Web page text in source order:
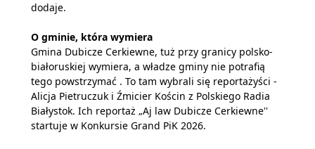
dodaje.
O gminie, która wymiera
Gmina Dubicze Cerkiewne, tuż przy granicy polsko-
białoruskiej wymiera, a władze gminy nie potrafią
tego powstrzymać . To tam wybrali się reportażyści -
Alicja Pietruczuk i Źmicier Kościn z Polskiego Radia
Białystok. Ich reportaż „Aj law Dubicze Cerkiewne''
startuje w Konkursie Grand PiK 2026.